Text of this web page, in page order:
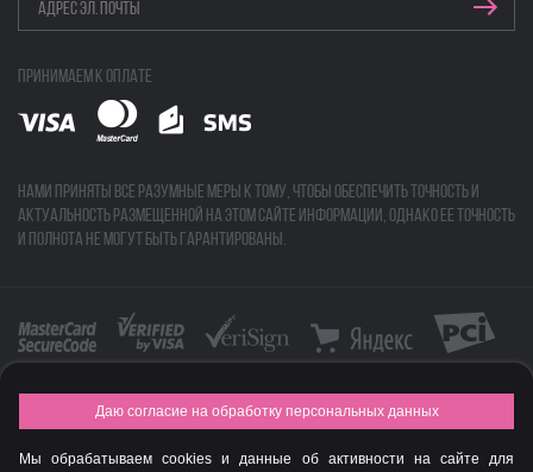
Принимаем к оплате
Нами приняты все разумные меры к тому, чтобы обеспечить точность и
актуальность размещенной на этом сайте информации, однако ее точность
и полнота не могут быть гарантированы.
FASHION NEW YEAR AWARDS 2015
Даю согласие на обработку персональных данных
Мы обрабатываем cookies и данные об активности на сайте для